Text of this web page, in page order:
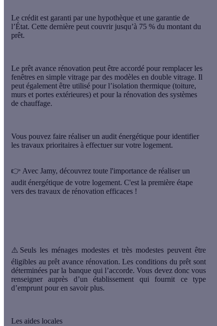
Le crédit est garanti par une hypothèque et une garantie de
l’État. Cette dernière peut couvrir jusqu’à 75 % du montant du
prêt.
Le prêt avance rénovation peut être accordé pour remplacer les
fenêtres en simple vitrage par des modèles en double vitrage. Il
peut également être utilisé pour l’isolation thermique (toiture,
murs et portes extérieures) et pour la rénovation des systèmes
de chauffage.
Vous pouvez faire réaliser un audit énergétique pour identifier
les travaux prioritaires à effectuer sur votre logement.
👉 Avec Jamy, découvrez toute l'importance de réaliser un
audit énergétique de votre logement. C'est la première étape
vers des travaux de rénovation efficaces !
⚠️Seuls les ménages modestes et très modestes peuvent être
éligibles au prêt avance rénovation. Les conditions du prêt sont
déterminées par la banque qui l’accorde. Vous devez donc vous
renseigner auprès d’un établissement qui fournit ce type
d’emprunt pour en savoir plus.
Les aides locales